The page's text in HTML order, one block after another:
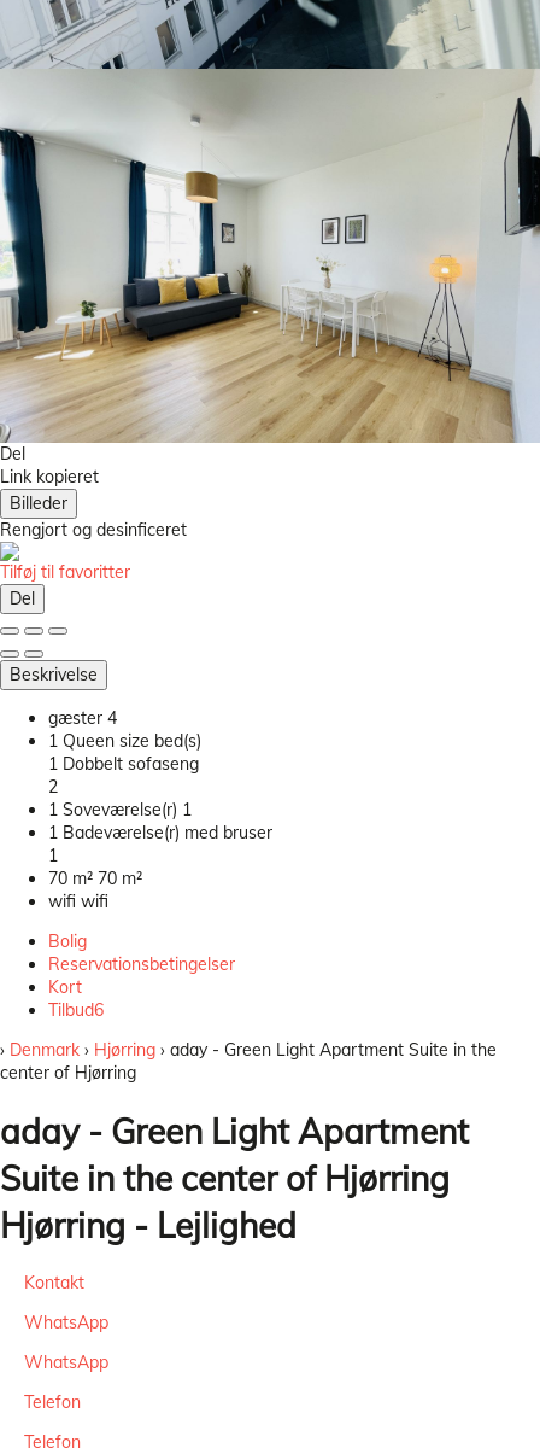
Del
Link kopieret
Billeder
Rengjort og desinficeret
Tilføj til favoritter
Del
Beskrivelse
gæster 4
1 Queen size bed(s)
1 Dobbelt sofaseng
2
1 Soveværelse(r) 1
1 Badeværelse(r) med bruser
1
70 m² 70 m²
wifi wifi
Bolig
Reservationsbetingelser
Kort
Tilbud6
› Denmark › Hjørring › aday - Green Light Apartment Suite in the
center of Hjørring
aday - Green Light Apartment
Suite in the center of Hjørring
Hjørring - Lejlighed
Kontakt
WhatsApp
WhatsApp
Telefon
Telefon